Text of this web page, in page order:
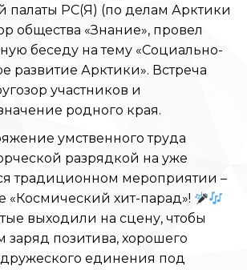
палаты РС(Я) (по делам Арктики
общества «Знание», провел
беседу на тему «Социально-
развитие Арктики». Встреча
участников и
родного края.
умственного труда
разрядкой на уже
традиционном мероприятии –
«Космический хит-парад»!
выходили на сцену, чтобы
заряд позитива, хорошего
единения под